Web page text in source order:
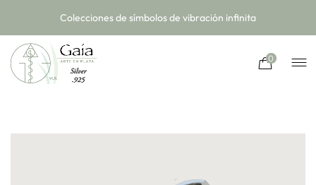
Colecciones de símbolos de vibración infinita
0